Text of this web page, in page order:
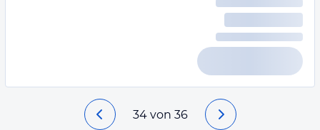
34von 36